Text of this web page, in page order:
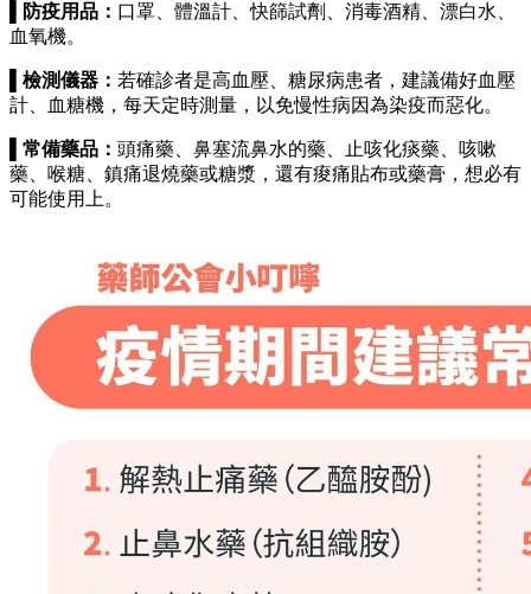
▌防疫用品： 口罩、體溫計、快篩試劑、消毒酒精、漂白水、
血氧機。
▌檢測儀器： 若確診者是高血壓、糖尿病患者，建議備好血壓
計、血糖機，每天定時測量，以免慢性病因為染疫而惡化。
▌常備藥品： 頭痛藥、鼻塞流鼻水的藥、止咳化痰藥、咳嗽
藥、喉糖、鎮痛退燒藥或糖漿，還有痠痛貼布或藥膏，想必有
可能使用上。